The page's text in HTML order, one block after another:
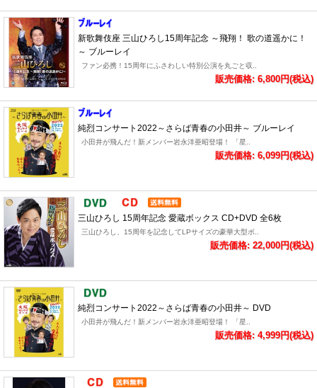
新歌舞伎座 三山ひろし15周年記念 ～飛翔！ 歌の道遥かに！
～ ブルーレイ
ファン必携！15周年にふさわしい特別公演を丸ごと収..
販売価格: 6,800円(税込)
純烈コンサート2022～さらば青春の小田井～ ブルーレイ
小田井が飛んだ！新メンバー岩永洋亜昭登場！ 「星..
販売価格: 6,099円(税込)
三山ひろし 15周年記念 愛蔵ボックス CD+DVD 全6枚
三山ひろし、15周年を記念してLPサイズの豪華大型ボ..
販売価格: 22,000円(税込)
純烈コンサート2022～さらば青春の小田井～ DVD
小田井が飛んだ！新メンバー岩永洋亜昭登場！ 「星..
販売価格: 4,999円(税込)